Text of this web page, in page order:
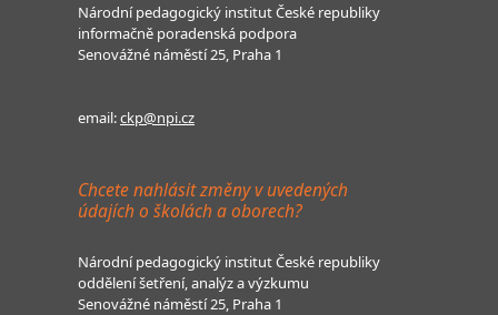
Národní pedagogický institut České republiky
informačně poradenská podpora
Senovážné náměstí 25, Praha 1
email:ckp@npi.cz
Chcete nahlásit změny v uvedených
údajích o školách a oborech?
Národní pedagogický institut České republiky
oddělení šetření, analýz a výzkumu
Senovážné náměstí 25, Praha 1